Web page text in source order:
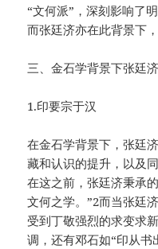
“文何派”，深刻影响了
而张廷济亦在此背景下
三、金石学背景下张廷
1.印要宗于汉
在金石学背景下，张廷
藏和认识的提升，以及
在这之前，张廷济秉承
文何之学。”2而当张廷
受到丁敬强烈的求变求
调，还有邓石如“印从书